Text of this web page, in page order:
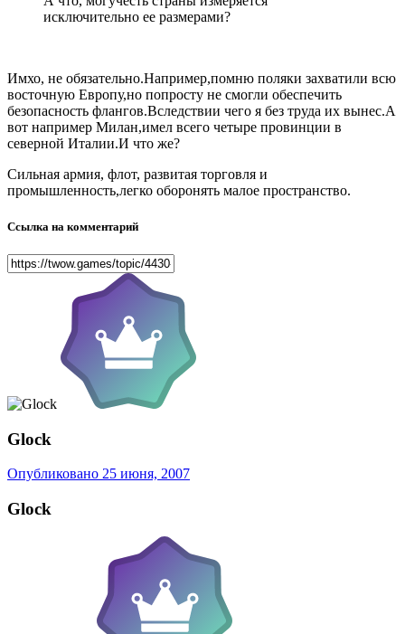
исключительно ее размерами?
Имхо, не обязательно.Например,помню поляки захватили всю
восточную Европу,но попросту не смогли обеспечить
безопасность флангов.Вследствии чего я без труда их вынес.А
вот например Милан,имел всего четыре провинции в
северной Италии.И что же?
Сильная армия, флот, развитая торговля и
промышленность,легко оборонять малое пространство.
Ссылка на комментарий
Glock
Опубликовано 25 июня, 2007
Glock